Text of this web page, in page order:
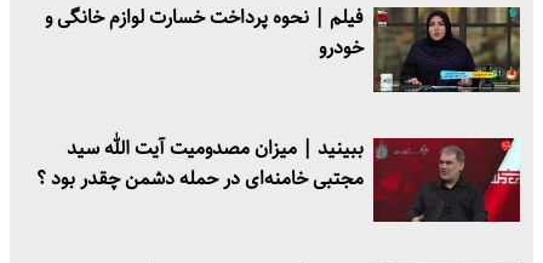
فیلم | نحوه پرداخت خسارت لوازم خانگی و
خودرو
ببینید | میزان مصدومیت آیت الله سید
مجتبی خامنه‌ای در حمله دشمن چقدر بود ؟